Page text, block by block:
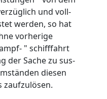
und voll-
werden, so hat
vorherige
" schifffahrt
der Sache zu sus-
diesen
zaufzulösen.